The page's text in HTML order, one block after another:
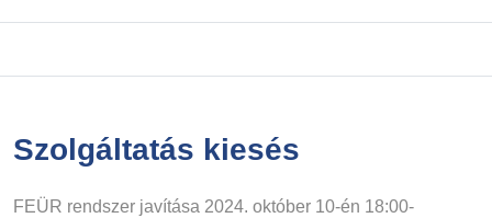
Szolgáltatás kiesés
FEÜR rendszer javítása 2024. október 10-én 18:00-